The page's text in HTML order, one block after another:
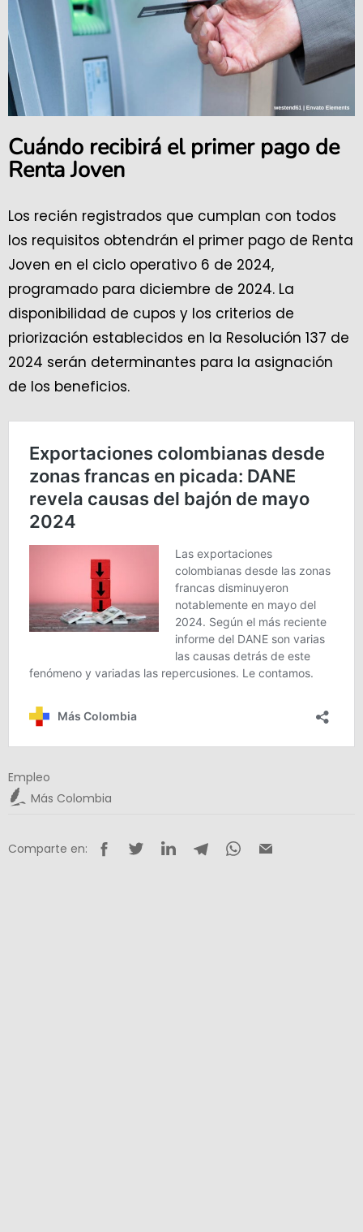
Cuándo recibirá el primer pago de
Renta Joven
Los recién registrados que cumplan con todos
los requisitos obtendrán el primer pago de Renta
Joven en el ciclo operativo 6 de 2024,
programado para diciembre de 2024. La
disponibilidad de cupos y los criterios de
priorización establecidos en la Resolución 137 de
2024 serán determinantes para la asignación
de los beneficios.
Empleo
Más Colombia
Comparte en: